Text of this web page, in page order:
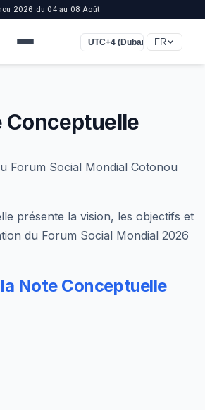
2026 du 04 au 08 Août
UTC+4 (Dubaï) FR
Conceptuelle
Forum Social Mondial Cotonou
présente la vision, les objectifs et
du Forum Social Mondial 2026
Note Conceptuelle